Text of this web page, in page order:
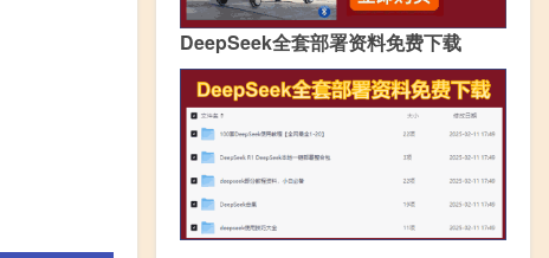
DeepSeek全套部署资料免费下载